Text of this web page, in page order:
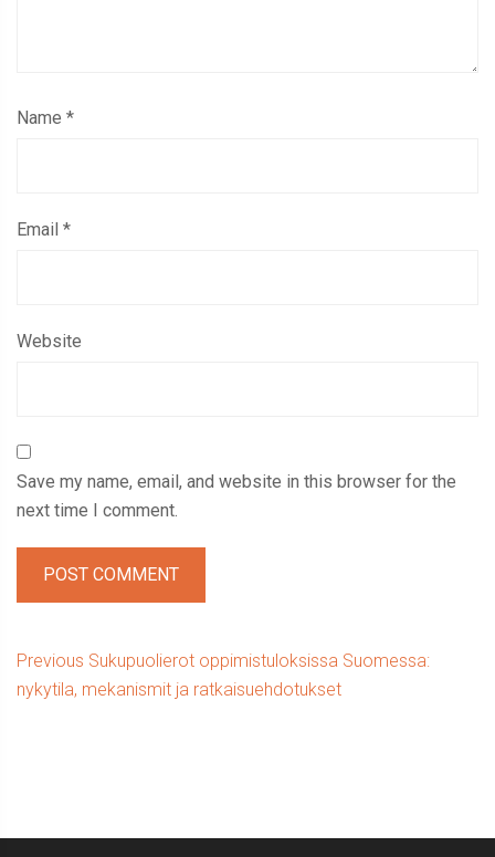
Name *
Email *
Website
Save my name, email, and website in this browser for the
next time I comment.
Post
navigation
Previous Previous
post:
Sukupuolierot oppimistuloksissa Suomessa:
nykytila, mekanismit ja ratkaisuehdotukset